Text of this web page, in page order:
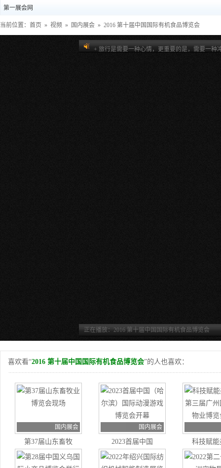
第一展会网
当前位置： 首页 » 视频 » 国内展会 » 2016 第十届中国国际有机食品博览会
+ 自己能解决的事，别花钱，花钱能解决的事，
+ 旅行是需要一种心情，更重要的是，需要一种
正在播放：2016 第十届中国国际有机食品博览会
喜欢看“2016 第十届中国国际有机食品博览会”的人也喜欢：
国内展会
第37届山东畜牧
业博览会现场
国内展会
2023首届中国
（哈尔滨）国际
科技赋
活 第三